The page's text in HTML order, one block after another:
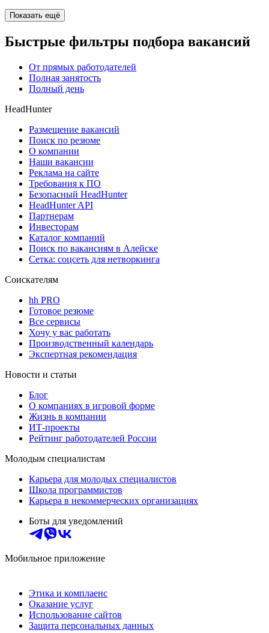
Показать ещё
Быстрые фильтры подбора вакансий
От прямых работодателей
Полная занятость
Полный день
HeadHunter
Размещение вакансий
Поиск по резюме
О компании
Наши вакансии
Реклама на сайте
Требования к ПО
Безопасный HeadHunter
HeadHunter API
Партнерам
Инвесторам
Каталог компаний
Поиск по вакансиям в Алейске
Сетка: соцсеть для нетворкинга
Соискателям
hh PRO
Готовое резюме
Все сервисы
Хочу у вас работать
Производственный календарь
Экспертная рекомендация
Новости и статьи
Блог
О компаниях в игровой форме
Жизнь в компании
ИТ-проекты
Рейтинг работодателей России
Молодым специалистам
Карьера для молодых специалистов
Школа программистов
Карьера в некоммерческих организациях
Боты для уведомлений
Мобильное приложение
Этика и комплаенс
Оказание услуг
Использование сайтов
Защита персональных данных